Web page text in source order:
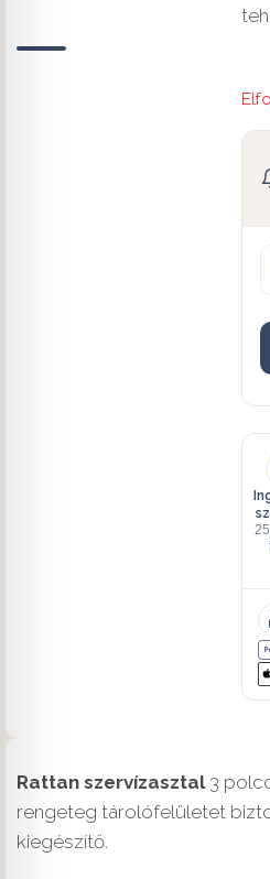
Rattan szervízasztal3
rengeteg tárolófelületet
kiegészítő.